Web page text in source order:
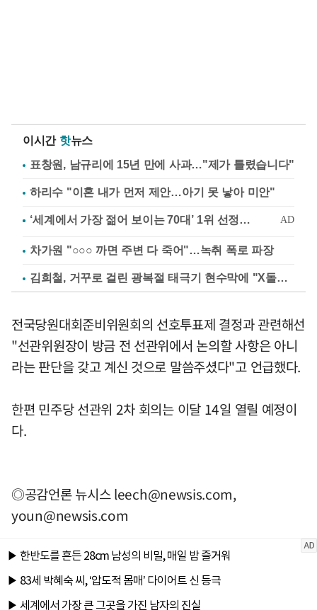
이시간 핫뉴스
표창원, 남규리에 15년 만에 사과…"제가 틀렸습니다"
하리수 "이혼 내가 먼저 제안…아기 못 낳아 미안"
차가원 "○○○ 까면 주변 다 죽어"…녹취 폭로 파장
김희철, 거꾸로 걸린 광복절 태극기 현수막에 "X돌았네"
전국당원대회준비위원회의 선호투표제 결정과 관련해선
"선관위원장이 방금 전 선관위에서 논의할 사항은 아니
라는 판단을 갖고 계신 것으로 말씀주셨다"고 언급했다.
한편 민주당 선관위 2차 회의는 이달 14일 열릴 예정이
다.
◎공감언론 뉴시스leech@newsis.com,
youn@newsis.com